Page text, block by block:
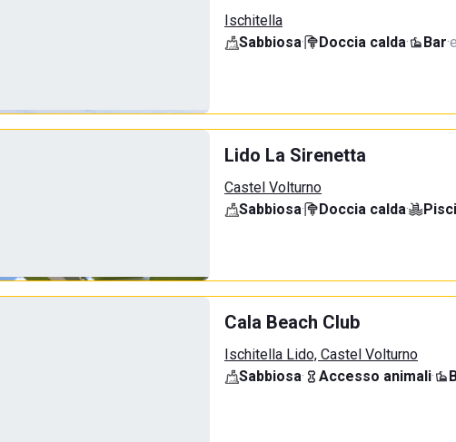
Ischitella
Sabbiosa· Doccia calda· Bar·
Lido La Sirenetta
Castel Volturno
Sabbiosa· Doccia calda·
Cala Beach Club
Ischitella Lido, Castel Volturno
Sabbiosa· Accesso animali·